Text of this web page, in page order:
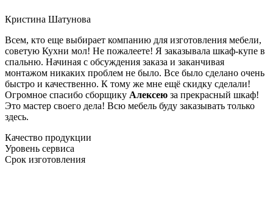
Кристина Шатунова
Всем, кто еще выбирает компанию для изготовления мебели,
советую Кухни мол! Не пожалеете! Я заказывала шкаф-купе в
спальню. Начиная с обсуждения заказа и заканчивая
монтажом никаких проблем не было. Все было сделано очень
быстро и качественно. К тому же мне ещё скидку сделали!
Огромное спасибо сборщику Алексею за прекрасный шкаф!
Это мастер своего дела! Всю мебель буду заказывать только
здесь.
Качество продукции
Уровень сервиса
Срок изготовления